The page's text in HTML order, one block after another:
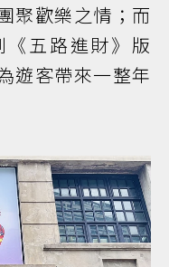
聚歡樂之情；而
五路進財》版
遊客帶來一整年